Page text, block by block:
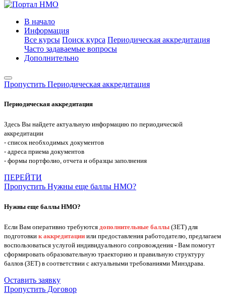
В начало
Информация
Все курсы Поиск курса Периодическая аккредитация
Часто задаваемые вопросы
Дополнительно
Пропустить Периодическая аккредитация
Периодическая аккредитация
Здесь Вы найдете актуальную информацию по периодической
аккредитации
- список необходимых документов
- адреса приема документов
- формы портфолио, отчета и образцы заполнения
ПЕРЕЙТИ
Пропустить Нужны еще баллы НМО?
Нужны еще баллы НМО?
Если Вам оперативно требуются дополнительные баллы (ЗЕТ) для
подготовки к аккредитации или предоставления работодателю, предлагаем
воспользоваться услугой индивидуального сопровождения - Вам помогут
сформировать образовательную траекторию и правильную структуру
баллов (ЗЕТ) в соответствии с актуальными требованиями Минздрава.
Оставить заявку
Пропустить Договор